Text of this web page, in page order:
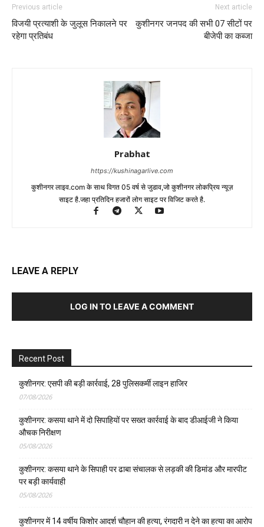
Previous article
विजयी प्रत्याशी के जुलूस निकालने पर
रहेगा प्रतिबंध
Next article
कुशीनगर जनपद की सभी 07 सीटों पर
बीजेपी का कब्जा
Prabhat
https://kushinagarlive.com
कुशीनगर लाइव.com के साथ विगत 05 वर्ष से जुडाव,जो कुशीनगर लोकप्रिय न्यूज़
साइट है.जहा प्रतिदिन हजारों लोग साइट पर विजिट करते है.
LEAVE A REPLY
LOG IN TO LEAVE A COMMENT
Recent Post
कुशीनगर: एसपी की बड़ी कार्रवाई, 28 पुलिसकर्मी लाइन हाजिर
07/08/2026
कुशीनगर: कसया थाने में दो सिपाहियों पर सख्त कार्रवाई के बाद डीआईजी ने किया
औचक निरीक्षण
05/08/2026
कुशीनगर: कसया थाने के सिपाही पर ढाबा संचालक से लड़की की डिमांड और मारपीट
पर बड़ी कार्यवाही
05/08/2026
कुशीनगर में 14 वर्षीय किशोर आदर्श चौहान की हत्या, रंगदारी न देने का हत्या का आरोप